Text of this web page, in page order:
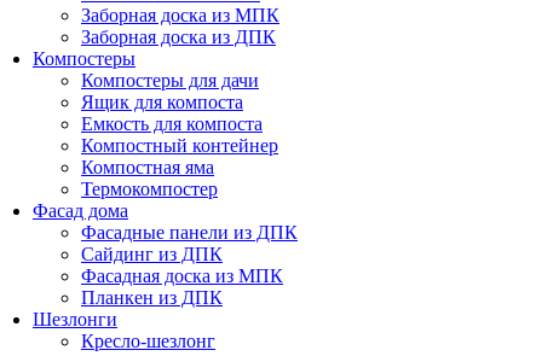
Заборная доска из МПК
Заборная доска из ДПК
Компостеры
Компостеры для дачи
Ящик для компоста
Емкость для компоста
Компостный контейнер
Компостная яма
Термокомпостер
Фасад дома
Фасадные панели из ДПК
Сайдинг из ДПК
Фасадная доска из МПК
Планкен из ДПК
Шезлонги
Кресло-шезлонг